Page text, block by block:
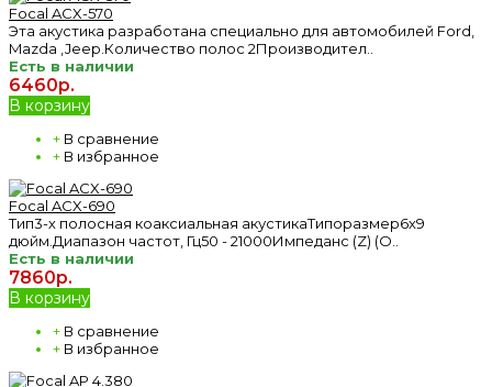
Focal ACX-570
Эта акустика разработана специально для автомобилей Ford,
Mazda ,Jeep.Количество полос 2Производител..
Есть в наличии
6460р.
В корзину
+ В сравнение
+ В избранное
Focal ACX-690
Тип3-х полосная коаксиальная акустикаТипоразмер6x9
дюйм.Диапазон частот, Гц50 - 21000Импеданс (Z) (О..
Есть в наличии
7860р.
В корзину
+ В сравнение
+ В избранное